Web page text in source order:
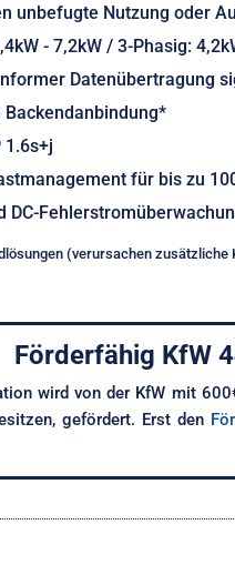
unbefugte Nutzung oder
- 7,2kW / 3-Phasig:
Datenübertragung
1.6s+j
für bis zu
DC-
(verursachen zusätzliche
Förderfähig KfW
wird von der KfW mit
gefördert. Erst den